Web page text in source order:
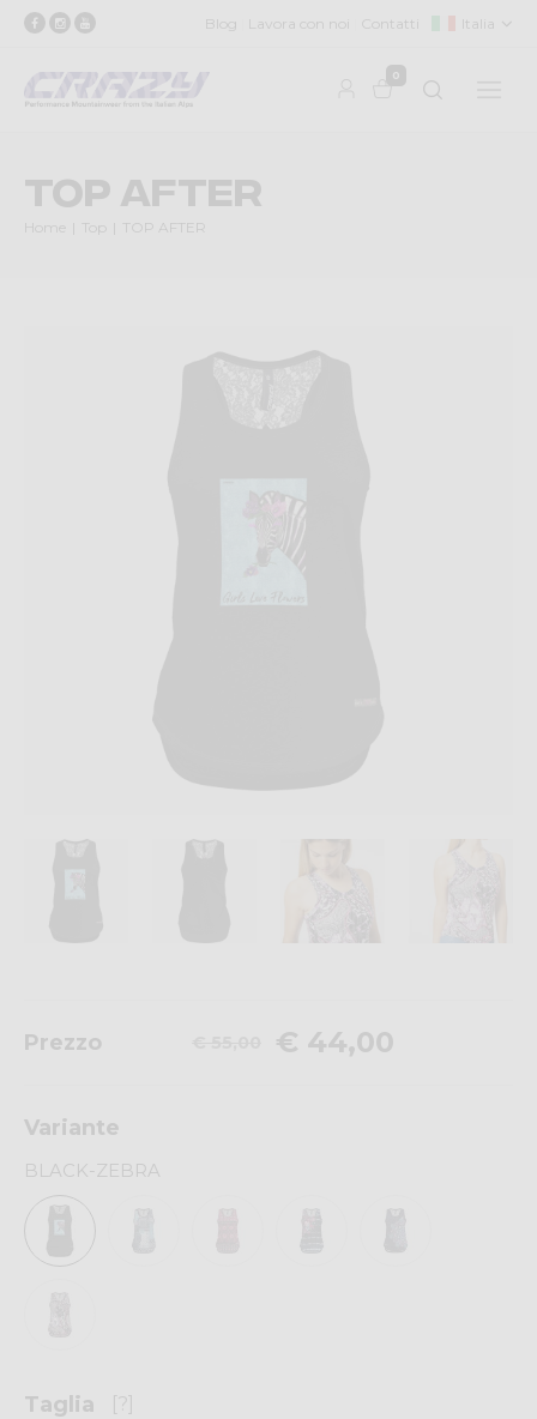
Blog Lavora con noi Contatti Italia
0
TOP AFTER
Home Top TOP AFTER
Prezzo € 44,00
Variante
BLACK-ZEBRA
Taglia [?]